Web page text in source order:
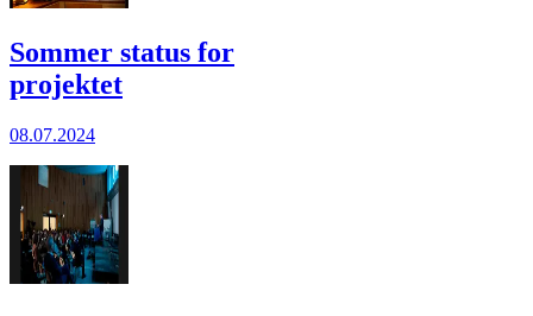
Sommer status for
projektet
08.07.2024